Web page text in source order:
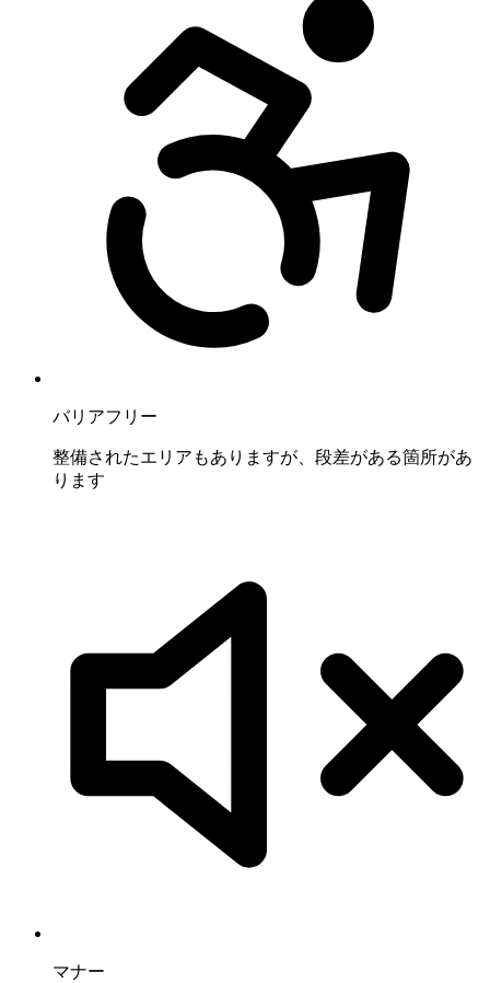
バリアフリー
整備されたエリアもありますが、段差がある箇所があ
ります
マナー